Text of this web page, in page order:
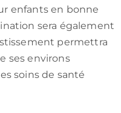
enfants en bonne
sera également
permettra
ses environs
soins de santé